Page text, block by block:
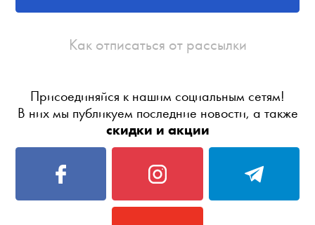
Как отписаться от рассылки
Присоединяйся к нашим социальным сетям!
В них мы публикуем последние новости, а также
скидки и акции